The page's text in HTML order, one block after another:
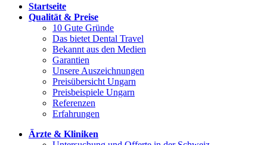
Startseite
Qualität & Preise
10 Gute Gründe
Das bietet Dental Travel
Bekannt aus den Medien
Garantien
Unsere Auszeichnungen
Preisübersicht Ungarn
Preisbeispiele Ungarn
Referenzen
Erfahrungen
Ärzte & Kliniken